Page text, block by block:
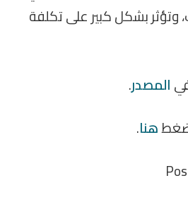
وتؤثر بشكل كبير على تكلفة
المصدر.
هنا.